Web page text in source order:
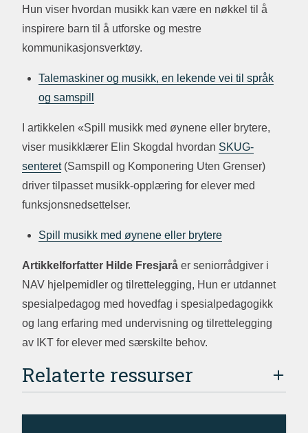
Hun viser hvordan musikk kan være en nøkkel til å
inspirere barn til å utforske og mestre
kommunikasjonsverktøy.
Talemaskiner og musikk, en lekende vei til språk
og samspill
I artikkelen «Spill musikk med øynene eller brytere,
viser musikklærer Elin Skogdal hvordan SKUG-
senteret(Samspill og Komponering Uten Grenser)
driver tilpasset musikk-opplæring for elever med
funksjonsnedsettelser.
Spill musikk med øynene eller brytere
Artikkelforfatter Hilde Fresjarå er seniorrådgiver i
NAV hjelpemidler og tilrettelegging, Hun er utdannet
spesialpedagog med hovedfag i spesialpedagogikk
og lang erfaring med undervisning og tilrettelegging
av IKT for elever med særskilte behov.
Relaterte ressurser